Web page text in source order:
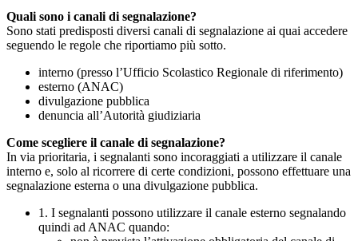
Quali sono i canali di segnalazione?
Sono stati predisposti diversi canali di segnalazione ai quai accedere
seguendo le regole che riportiamo più sotto.
interno (presso l’Ufficio Scolastico Regionale di riferimento)
esterno (ANAC)
divulgazione pubblica
denuncia all’Autorità giudiziaria
Come scegliere il canale di segnalazione?
In via prioritaria, i segnalanti sono incoraggiati a utilizzare il canale
interno e, solo al ricorrere di certe condizioni, possono effettuare una
segnalazione esterna o una divulgazione pubblica.
1. I segnalanti possono utilizzare il canale esterno segnalando
quindi ad ANAC quando: